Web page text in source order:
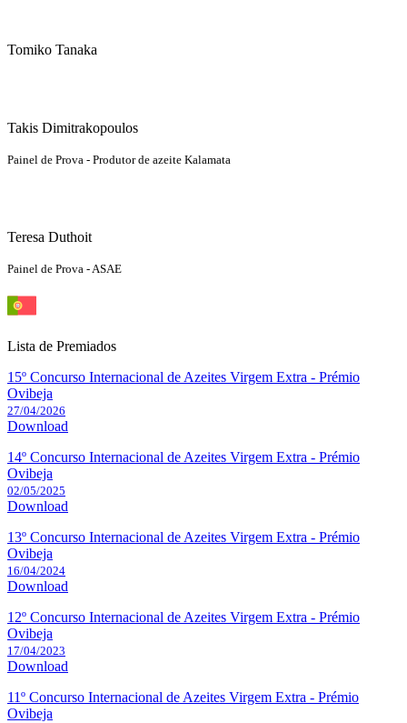
Tomiko Tanaka
Takis Dimitrakopoulos
Painel de Prova - Produtor de azeite Kalamata
Teresa Duthoit
Painel de Prova - ASAE
Lista de Premiados
15º Concurso Internacional de Azeites Virgem Extra - Prémio
Ovibeja
27/04/2026
Download
14º Concurso Internacional de Azeites Virgem Extra - Prémio
Ovibeja
02/05/2025
Download
13º Concurso Internacional de Azeites Virgem Extra - Prémio
Ovibeja
16/04/2024
Download
12º Concurso Internacional de Azeites Virgem Extra - Prémio
Ovibeja
17/04/2023
Download
11º Concurso Internacional de Azeites Virgem Extra - Prémio
Ovibeja